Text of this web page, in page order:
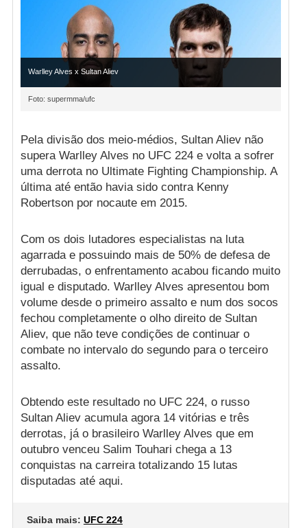
Warlley Alves x Sultan Aliev
Foto: supermma/ufc
Pela divisão dos meio-médios, Sultan Aliev não
supera Warlley Alves no UFC 224 e volta a sofrer
uma derrota no Ultimate Fighting Championship. A
última até então havia sido contra Kenny
Robertson por nocaute em 2015.
Com os dois lutadores especialistas na luta
agarrada e possuindo mais de 50% de defesa de
derrubadas, o enfrentamento acabou ficando muito
igual e disputado. Warlley Alves apresentou bom
volume desde o primeiro assalto e num dos socos
fechou completamente o olho direito de Sultan
Aliev, que não teve condições de continuar o
combate no intervalo do segundo para o terceiro
assalto.
Obtendo este resultado no UFC 224, o russo
Sultan Aliev acumula agora 14 vitórias e três
derrotas, já o brasileiro Warlley Alves que em
outubro venceu Salim Touhari chega a 13
conquistas na carreira totalizando 15 lutas
disputadas até aqui.
Saiba mais: UFC 224